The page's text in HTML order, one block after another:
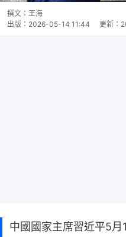
撰文： 王海
出版： 2026-05-14 11:44 更新：
中國國家主席習近平5